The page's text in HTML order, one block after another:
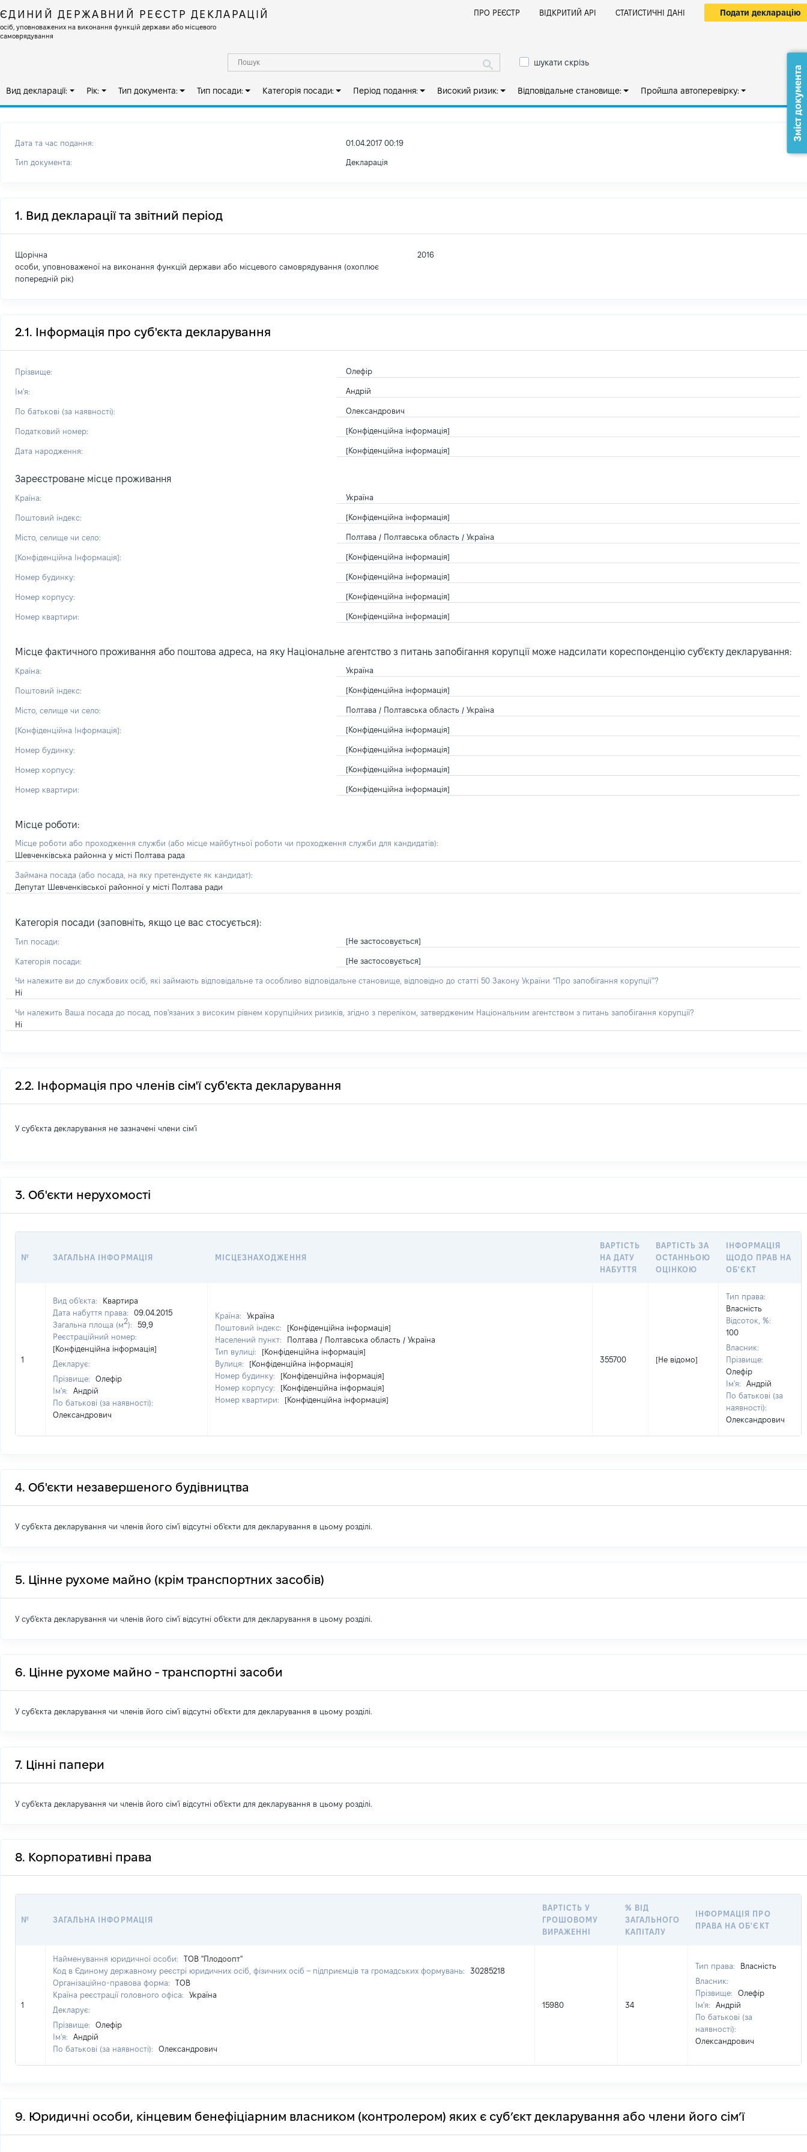
ЄДИНИЙ ДЕРЖАВНИЙ РЕЄСТР ДЕКЛАРАЦІЙ
осіб, уповноважених на виконання функцій держави або місцевого
самоврядування
ПРО РЕЄСТР ВІДКРИТИЙ АРІ СТАТИСТИЧНІ ДАНІ Подати декларацію
шукати скрізь
Вид декларації: Рік: Тип документа: Тип посади: Категорія посади: Період подання: Високий ризик: Відповідальне становище: Пройшла автоперевірку:
Дата та час подання: 01.04.2017 00:19
Тип документа: Декларація
1. Вид декларації та звітний період
Щорічна
особи, уповноваженої на виконання функцій держави або місцевого самоврядування (охоплює
попередній рік)
2016
2.1. Інформація про суб'єкта декларування
Прізвище: Олефір
Ім'я: Андрій
По батькові (за наявності): Олександрович
Податковий номер: [Конфіденційна інформація]
Дата народження: [Конфіденційна інформація]
Зареєстроване місце проживання
Країна: Україна
Поштовий індекс: [Конфіденційна інформація]
Місто, селище чи село: Полтава / Полтавська область / Україна
[Конфіденційна Інформація]: [Конфіденційна інформація]
Номер будинку: [Конфіденційна інформація]
Номер корпусу: [Конфіденційна інформація]
Номер квартири: [Конфіденційна інформація]
Місце фактичного проживання або поштова адреса, на яку Національне агентство з питань запобігання корупції може надсилати кореспонденцію суб'єкту декларування:
Країна: Україна
Поштовий індекс: [Конфіденційна інформація]
Місто, селище чи село: Полтава / Полтавська область / Україна
[Конфіденційна Інформація]: [Конфіденційна інформація]
Номер будинку: [Конфіденційна інформація]
Номер корпусу: [Конфіденційна інформація]
Номер квартири: [Конфіденційна інформація]
Місце роботи:
Місце роботи або проходження служби (або місце майбутньої роботи чи проходження служби для кандидатів):
Шевченківська районна у місті Полтава рада
Займана посада (або посада, на яку претендуєте як кандидат):
Депутат Шевченківської районної у місті Полтава ради
Категорія посади (заповніть, якщо це вас стосується):
Тип посади: [Не застосовується]
Категорія посади: [Не застосовується]
Чи належите ви до службових осіб, які займають відповідальне та особливо відповідальне становище, відповідно до статті 50 Закону України “Про запобігання корупції”?
Ні
Чи належить Ваша посада до посад, пов'язаних з високим рівнем корупційних ризиків, згідно з переліком, затвердженим Національним агентством з питань запобігання корупції?
Ні
2.2. Інформація про членів сім'ї суб'єкта декларування
У суб'єкта декларування не зазначені члени сім'ї
3. Об'єкти нерухомості
№ ЗАГАЛЬНА ІНФОРМАЦІЯ МІСЦЕЗНАХОДЖЕННЯ
ВАРТІСТЬ
НА ДАТУ
НАБУТТЯ
ВАРТІСТЬ ЗА
ОСТАННЬОЮ
ОЦІНКОЮ
ІНФОРМАЦІЯ
ЩОДО ПРАВ НА
ОБ'ЄКТ
1
Вид об'єкта:
Квартира
Дата набуття права:
09.04.2015
Загальна площа (м2):
59,9
Реєстраційний номер:
[Конфіденційна інформація]
Декларує:
Прізвище:
Олефір
Ім'я:
Андрій
По батькові (за наявності):
Олександрович
Країна:
Україна
Поштовий індекс:
[Конфіденційна інформація]
Населений пункт:
Полтава / Полтавська область / Україна
Тип вулиці:
[Конфіденційна інформація]
Вулиця:
[Конфіденційна інформація]
Номер будинку:
[Конфіденційна інформація]
Номер корпусу:
[Конфіденційна інформація]
Номер квартири:
[Конфіденційна інформація]
355700 [Не відомо]
Тип права:
Власність
Відсоток, %:
100
Власник:
Прізвище:
Олефір
Ім'я:
Андрій
По батькові (за
наявності):
Олександрович
4. Об'єкти незавершеного будівництва
У суб'єкта декларування чи членів його сім'ї відсутні об'єкти для декларування в цьому розділі.
5. Цінне рухоме майно (крім транспортних засобів)
У суб'єкта декларування чи членів його сім'ї відсутні об'єкти для декларування в цьому розділі.
6. Цінне рухоме майно - транспортні засоби
У суб'єкта декларування чи членів його сім'ї відсутні об'єкти для декларування в цьому розділі.
7. Цінні папери
У суб'єкта декларування чи членів його сім'ї відсутні об'єкти для декларування в цьому розділі.
8. Корпоративні права
№ ЗАГАЛЬНА ІНФОРМАЦІЯ
ВАРТІСТЬ У
ГРОШОВОМУ
ВИРАЖЕННІ
% ВІД
ЗАГАЛЬНОГО
КАПІТАЛУ
ІНФОРМАЦІЯ ПРО
ПРАВА НА ОБ'ЄКТ
1
Найменування юридичної особи:
ТОВ "Плодоопт"
Код в Єдиному державному реєстрі юридичних осіб, фізичних осіб – підприємців та громадських формувань:
30285218
Організаційно-правова форма:
ТОВ
Країна реєстрації головного офіса:
Україна
Декларує:
Прізвище:
Олефір
Ім'я:
Андрій
По батькові (за наявності):
Олександрович
15980 34
Тип права:
Власність
Власник:
Прізвище:
Олефір
Ім'я:
Андрій
По батькові (за
наявності):
Олександрович
9. Юридичні особи, кінцевим бенефіціарним власником (контролером) яких є суб’єкт декларування або члени його сім’ї
Зміст документа